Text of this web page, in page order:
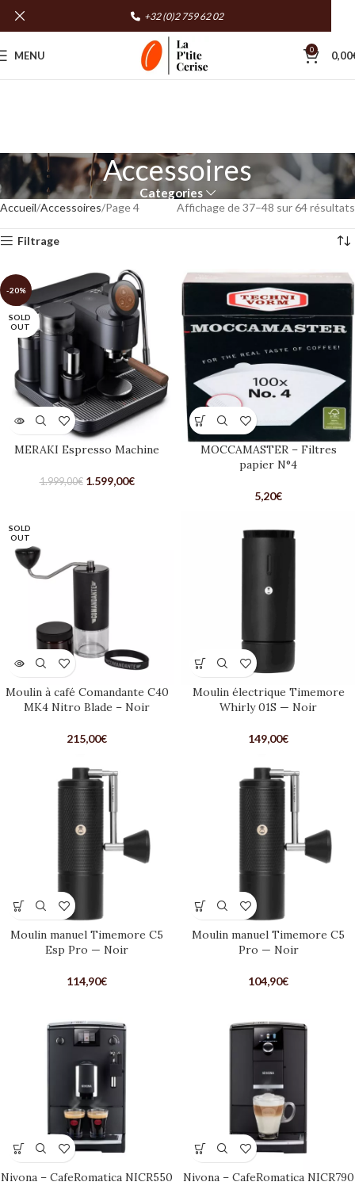
MENU 0 0,00
Accessoires
Categories
Accueil Accessoires Page 4 Affichage de 37–48 sur 64 résultats
Filtrage
-20%
SOLD
OUT
MERAKI Espresso Machine
1.999,00€ 1.599,00€
MOCCAMASTER – Filtres
papier N°4
5,20€
SOLD
OUT
Moulin à café Comandante C40
MK4 Nitro Blade – Noir
215,00€
Moulin électrique Timemore
Whirly 01S — Noir
149,00€
Moulin manuel Timemore C5
Esp Pro — Noir
114,90€
Moulin manuel Timemore C5
Pro — Noir
104,90€
Nivona – CafeRomatica NICR550 Nivona – CafeRomatica NICR790
+32 (0)2 759 62 02